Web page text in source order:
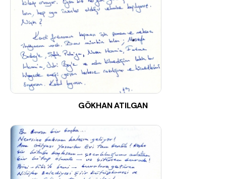
GÖKHAN ATILGAN